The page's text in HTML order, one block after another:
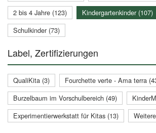
2 bis 4 Jahre (123)
Kindergartenkinder (107)
Schulkinder (73)
Label, Zertifizierungen
QualiKita (3)
Fourchette verte - Ama terra
Burzelbaum im Vorschulbereich (49)
Experimentierwerkstatt für Kitas (13)